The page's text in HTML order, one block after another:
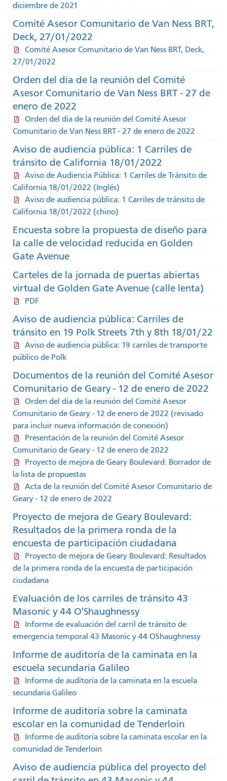
diciembre de 2021
Comité Asesor Comunitario de Van Ness BRT,
Deck, 27/01/2022
Comité Asesor Comunitario de Van Ness BRT, Deck,
27/01/2022
Orden del día de la reunión del Comité
Asesor Comunitario de Van Ness BRT - 27 de
enero de 2022
Orden del día de la reunión del Comité Asesor
Comunitario de Van Ness BRT - 27 de enero de 2022
Aviso de audiencia pública: 1 Carriles de
tránsito de California 18/01/2022
Aviso de Audiencia Pública: 1 Carriles de Tránsito de
California 18/01/2022 (Inglés)
Aviso de audiencia pública: 1 Carriles de tránsito de
California 18/01/2022 (chino)
Encuesta sobre la propuesta de diseño para
la calle de velocidad reducida en Golden
Gate Avenue
Carteles de la jornada de puertas abiertas
virtual de Golden Gate Avenue (calle lenta)
PDF
Aviso de audiencia pública: Carriles de
tránsito en 19 Polk Streets 7th y 8th 18/01/22
Aviso de audiencia pública: 19 carriles de transporte
público de Polk
Documentos de la reunión del Comité Asesor
Comunitario de Geary - 12 de enero de 2022
Orden del día de la reunión del Comité Asesor
Comunitario de Geary - 12 de enero de 2022 (revisado
para incluir nueva información de conexión)
Presentación de la reunión del Comité Asesor
Comunitario de Geary - 12 de enero de 2022
Proyecto de mejora de Geary Boulevard: Borrador de
la lista de propuestas
Acta de la reunión del Comité Asesor Comunitario de
Geary - 12 de enero de 2022
Proyecto de mejora de Geary Boulevard:
Resultados de la primera ronda de la
encuesta de participación ciudadana
Proyecto de mejora de Geary Boulevard: Resultados
de la primera ronda de la encuesta de participación
ciudadana
Evaluación de los carriles de tránsito 43
Masonic y 44 O'Shaughnessy
Informe de evaluación del carril de tránsito de
emergencia temporal 43 Masonic y 44 OShaughnessy
Informe de auditoría de la caminata en la
escuela secundaria Galileo
Informe de auditoría de la caminata en la escuela
secundaria Galileo
Informe de auditoría sobre la caminata
escolar en la comunidad de Tenderloin
Informe de auditoría sobre la caminata escolar en la
comunidad de Tenderloin
Aviso de audiencia pública del proyecto del